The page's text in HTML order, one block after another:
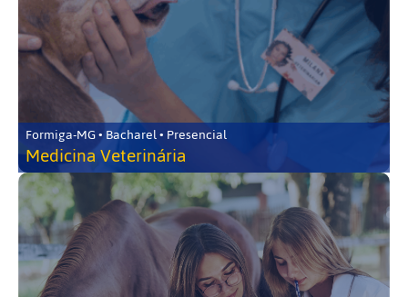
Formiga-MG • Bacharel • Presencial
Medicina Veterinária